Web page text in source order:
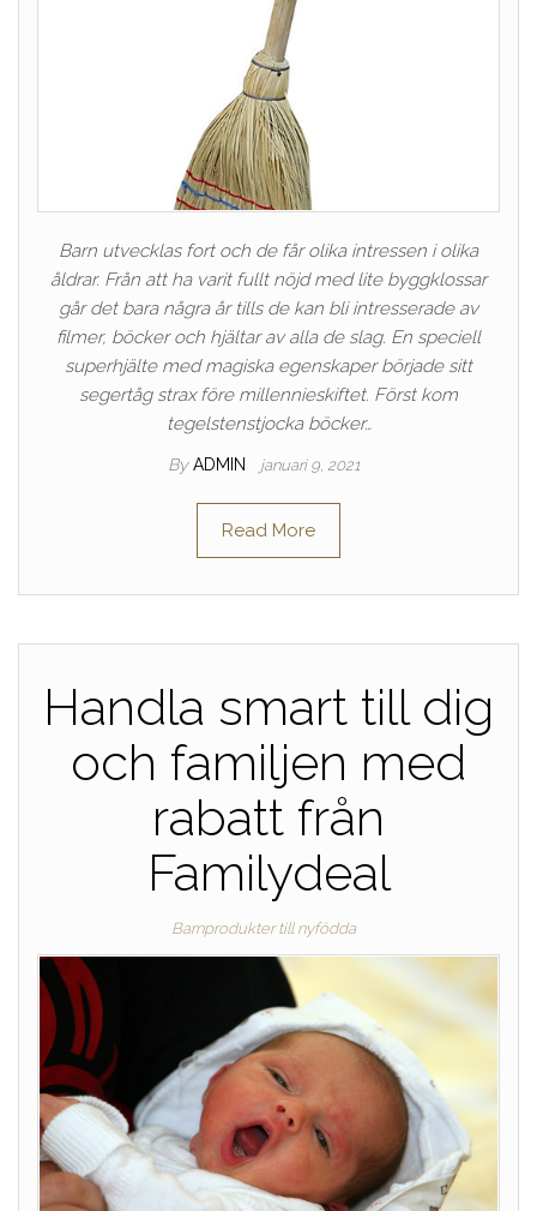
Barn utvecklas fort och de får olika intressen i olika
åldrar. Från att ha varit fullt nöjd med lite byggklossar
går det bara några år tills de kan bli intresserade av
filmer, böcker och hjältar av alla de slag. En speciell
superhjälte med magiska egenskaper började sitt
segertåg strax före millennieskiftet. Först kom
tegelstenstjocka böcker…
By ADMIN januari 9, 2021
Read More
Handla smart till dig
och familjen med
rabatt från
Familydeal
Barnprodukter till nyfödda